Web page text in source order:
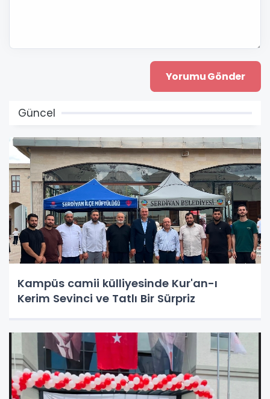
Güncel
Kampüs camii külliyesinde Kur'an-ı
Kerim Sevinci ve Tatlı Bir Sürpriz